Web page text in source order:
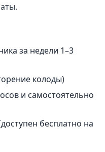
за недели 1–3
колоды)
и самостоятельно
бесплатно на